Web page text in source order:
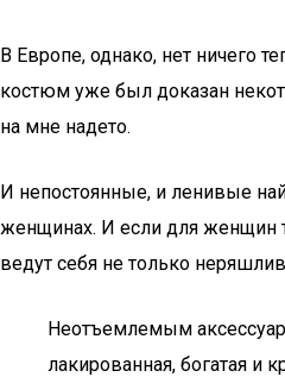
В Европе, однако, нет ничего
костюм уже был доказан
на мне надето.
И непостоянные, и ленивые
женщинах. И если для женщин
ведут себя не только
Неотъемлемым
лакированная, богатая